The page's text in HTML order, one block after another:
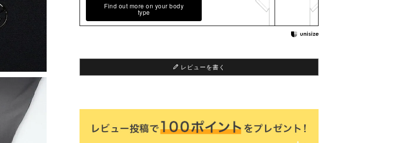
Find out more on your body
type
レビューを書く